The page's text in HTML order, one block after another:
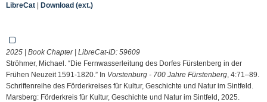
LibreCat | Download (ext.)
2025 | Book Chapter | LibreCat-ID: 59609
Ströhmer, Michael. “Die Fernwasserleitung des Dorfes Fürstenberg in der
Frühen Neuzeit 1591-1820.” In Vorstenburg - 700 Jahre Fürstenberg , 4:71–89.
Schriftenreihe des Förderkreises für Kultur, Geschichte und Natur im Sintfeld.
Marsberg: Förderkreis für Kultur, Geschichte und Natur im Sintfeld, 2025.